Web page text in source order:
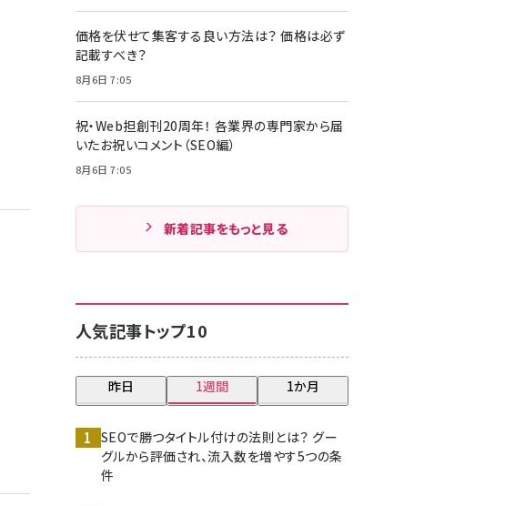
価格を伏せて集客する良い方法は？ 価格は必ず
記載すべき？
8月6日 7:05
祝・Web担創刊20周年！ 各業界の専門家から届
いたお祝いコメント（SEO編）
8月6日 7:05
新着記事をもっと見る
人気記事トップ10
昨日 1週間 1か月
SEOで勝つタイトル付けの法則とは？ グー
グルから評価され、流入数を増やす5つの条
件